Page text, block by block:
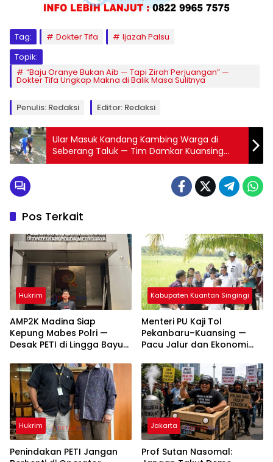
Tag: Dokter Tifa
Ijazah Palsu
Topik:
“Baju Oranye Bukan Aib — Tapi Zirah Perjuangan” —
Dokter Tifa Ungkap Makna di Balik Masa Sulitnya
Penulis: Redaksi Editor: Redaksi
Ular Masuk Kandang Kambing Warga di
Seberang Taluk — Tim Damkar Kuansing
Bergerak Cepat Lakukan Evakuasi
Pos Terkait
Hukrim
AMP2K Madina Siap
Kepung Mabes Polri —
Desak PETI di Lingga Bayu
Tuntas
Kabupaten Kuantan Singingi
Menteri PU Kaji Tol
Pekanbaru–Kuansing —
Pacu Jalur dan Ekonomi
Hukrim
Penindakan PETI Jangan
Jakarta
Prof Sutan Nasomal: